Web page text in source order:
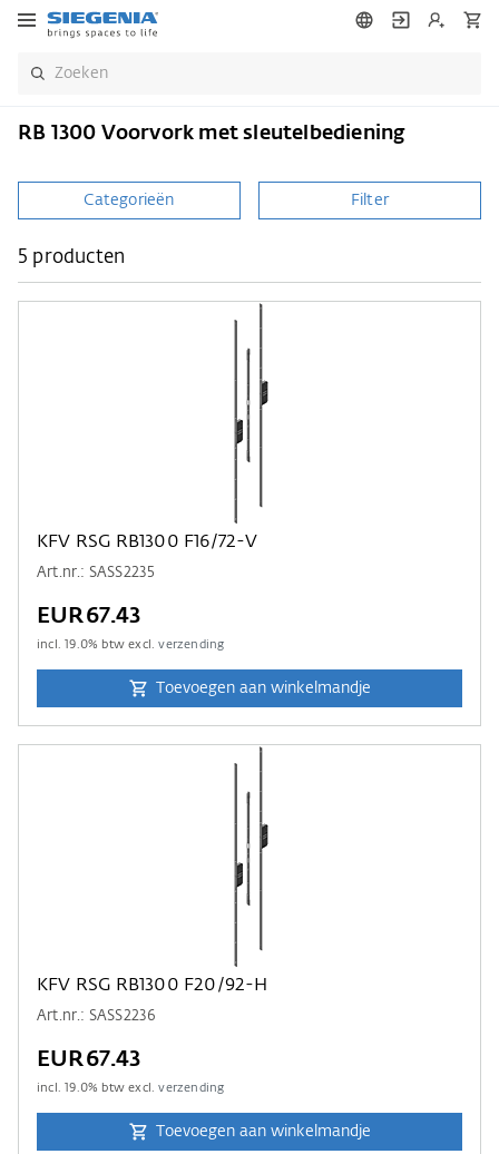
RB 1300 Voorvork met sleutelbediening
Categorieën Filter
5 producten
KFV RSG RB1300 F16/72-V
Art.nr.: SASS2235
EUR67.43
incl.19.0% btw excl.verzending
Toevoegen aan winkelmandje
KFV RSG RB1300 F20/92-H
Art.nr.: SASS2236
EUR67.43
incl.19.0% btw excl.verzending
Toevoegen aan winkelmandje